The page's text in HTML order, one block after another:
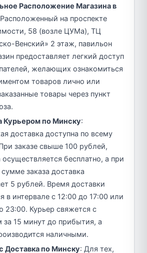
Расположение Магазина в
на проспекте
58 (возле ЦУМа), ТЦ
Венский» 2 этаж, павильон
предоставляет легкий доступ
желающих ознакомиться
товаров лично или
товары через пункт
Курьером по Минску:
доставка доступна по всему
заказе свыше 100 рублей,
осуществляется бесплатно, а при
заказа доставка
5 рублей. Время доставки
в интервале с 12:00 до 17:00 или
23:00. Курьер свяжется с
за 15 минут до прибытия, а
наличными.
Доставка по Минску: Для тех,